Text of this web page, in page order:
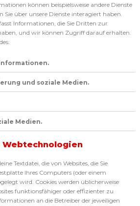
können beispielsweise andere Dienste
Sie über unsere Dienste interagiert haben.
Informationen, die Sie Dritten zur
und wir können Zugriff darauf erhalten.
und soziale Medien.
Medien.
Webtechnologien
Textdatei, die von Websites, die Sie
Ihres Computers (oder einem
wird. Cookies werden üblicherweise
funktionsfähiger oder effizienter zu
an die Betreiber der jeweiligen